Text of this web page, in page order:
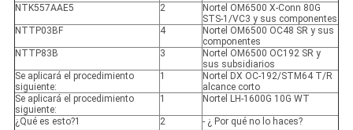
NTK557AAE5
2
Nortel OM6500 X-Conn 80G
STS-1/VC3 y sus componentes
NTTP03BF
4
Nortel OM6500 OC48 SR y sus
componentes
NTTP83B
3
Nortel OM6500 OC192 SR y
sus subsidiarios
Se aplicará el procedimiento
siguiente:
1
Nortel DX OC-192/STM64 T/R
alcance corto
Se aplicará el procedimiento
siguiente:
1 Nortel LH-1600G 10G WT
¿Qué es esto?1 2
- ¿ Por qué no lo haces?